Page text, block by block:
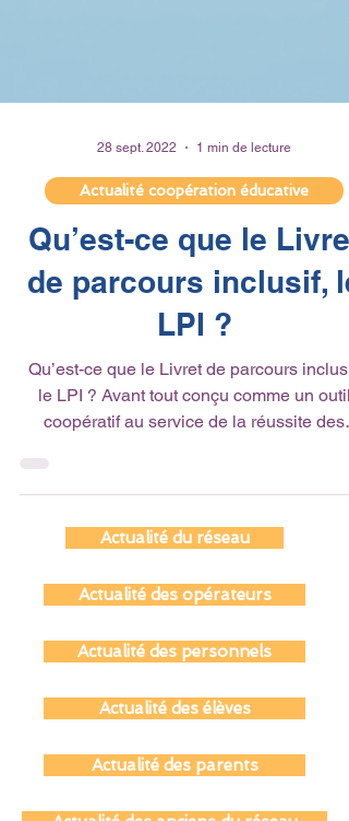
Actualité coopération éducative
Qu’est-ce que le Livret
LPI ?
coopératif au service de la réussite des
Actualité du réseau
Actualité des opérateurs
Actualité des personnels
Actualité des élèves